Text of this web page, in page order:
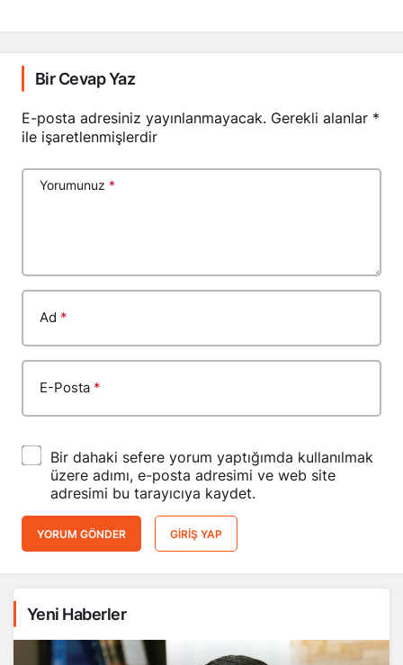
Bir Cevap Yaz
E-posta adresiniz yayınlanmayacak. Gerekli alanlar *
ile işaretlenmişlerdir
Yorumunuz *
Ad *
E-Posta *
Bir dahaki sefere yorum yaptığımda kullanılmak
üzere adımı, e-posta adresimi ve web site
adresimi bu tarayıcıya kaydet.
YORUM GÖNDER GIRIŞ YAP
Yeni Haberler